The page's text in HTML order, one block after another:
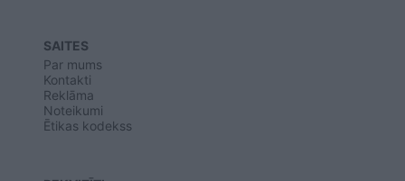
SAITES
Par mums
Kontakti
Reklāma
Noteikumi
Ētikas kodekss